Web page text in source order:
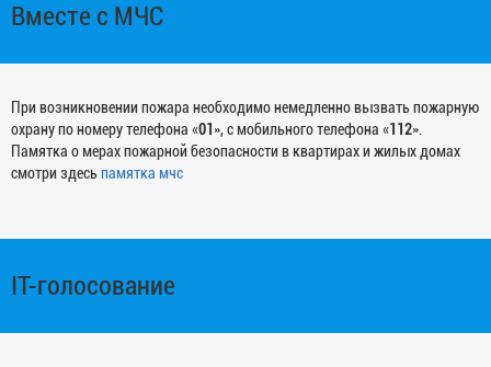
Вместе с МЧС
При возникновении пожара необходимо немедленно вызвать пожарную
охрану по номеру телефона «01 », с мобильного телефона «112».
Памятка о мерах пожарной безопасности в квартирах и жилых домах
смотри здесьпамятка мчс
IT-голосование